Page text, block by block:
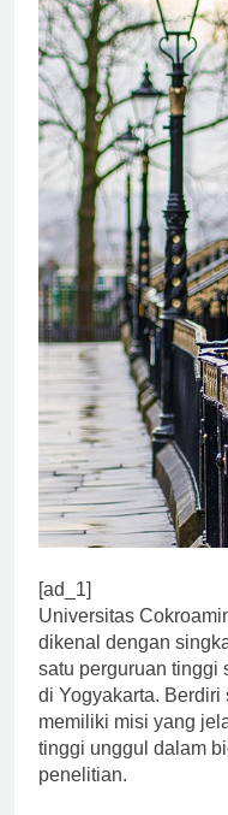
[ad_1]
Universitas
dikenal dengan
satu perguruan tinggi
di Yogyakarta.
memiliki misi yang
tinggi unggul dalam